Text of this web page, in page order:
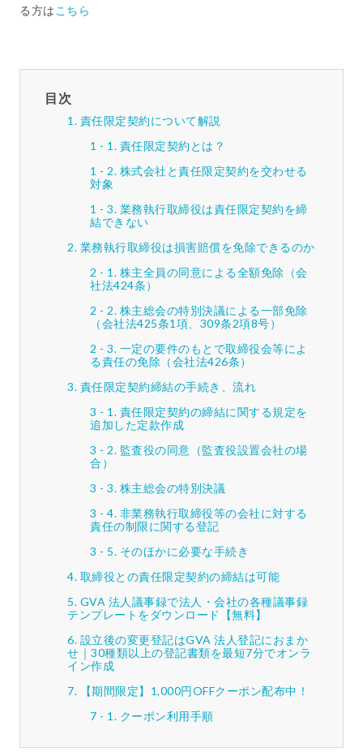
る方は こちら
目次
責任限定契約について解説
責任限定契約とは？
株式会社と責任限定契約を交わせる
対象
業務執行取締役は責任限定契約を締
結できない
業務執行取締役は損害賠償を免除できるのか
株主全員の同意による全額免除（会
社法424条）
株主総会の特別決議による一部免除
（会社法425条1項、309条2項8号）
一定の要件のもとで取締役会等によ
る責任の免除（会社法426条）
責任限定契約締結の手続き、流れ
責任限定契約の締結に関する規定を
追加した定款作成
監査役の同意（監査役設置会社の場
合）
株主総会の特別決議
非業務執行取締役等の会社に対する
責任の制限に関する登記
そのほかに必要な手続き
取締役との責任限定契約の締結は可能
GVA 法人議事録で法人・会社の各種議事録
テンプレートをダウンロード【無料】
設立後の変更登記はGVA 法人登記におまか
せ｜30種類以上の登記書類を最短7分でオンラ
イン作成
【期間限定】1,000円OFFクーポン配布中！
クーポン利用手順